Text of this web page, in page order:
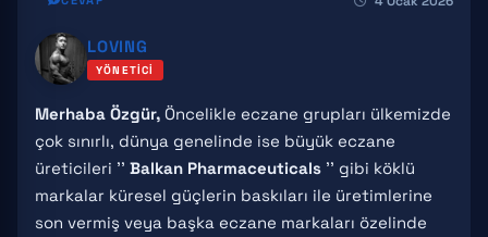
LOVING
YÖNETICI
Merhaba Özgür, Öncelikle eczane grupları ülkemizde
çok sınırlı, dünya genelinde ise büyük eczane
üreticileri '' Balkan Pharmaceuticals '' gibi köklü
markalar küresel güçlerin baskıları ile üretimlerine
son vermiş veya başka eczane markaları özelinde